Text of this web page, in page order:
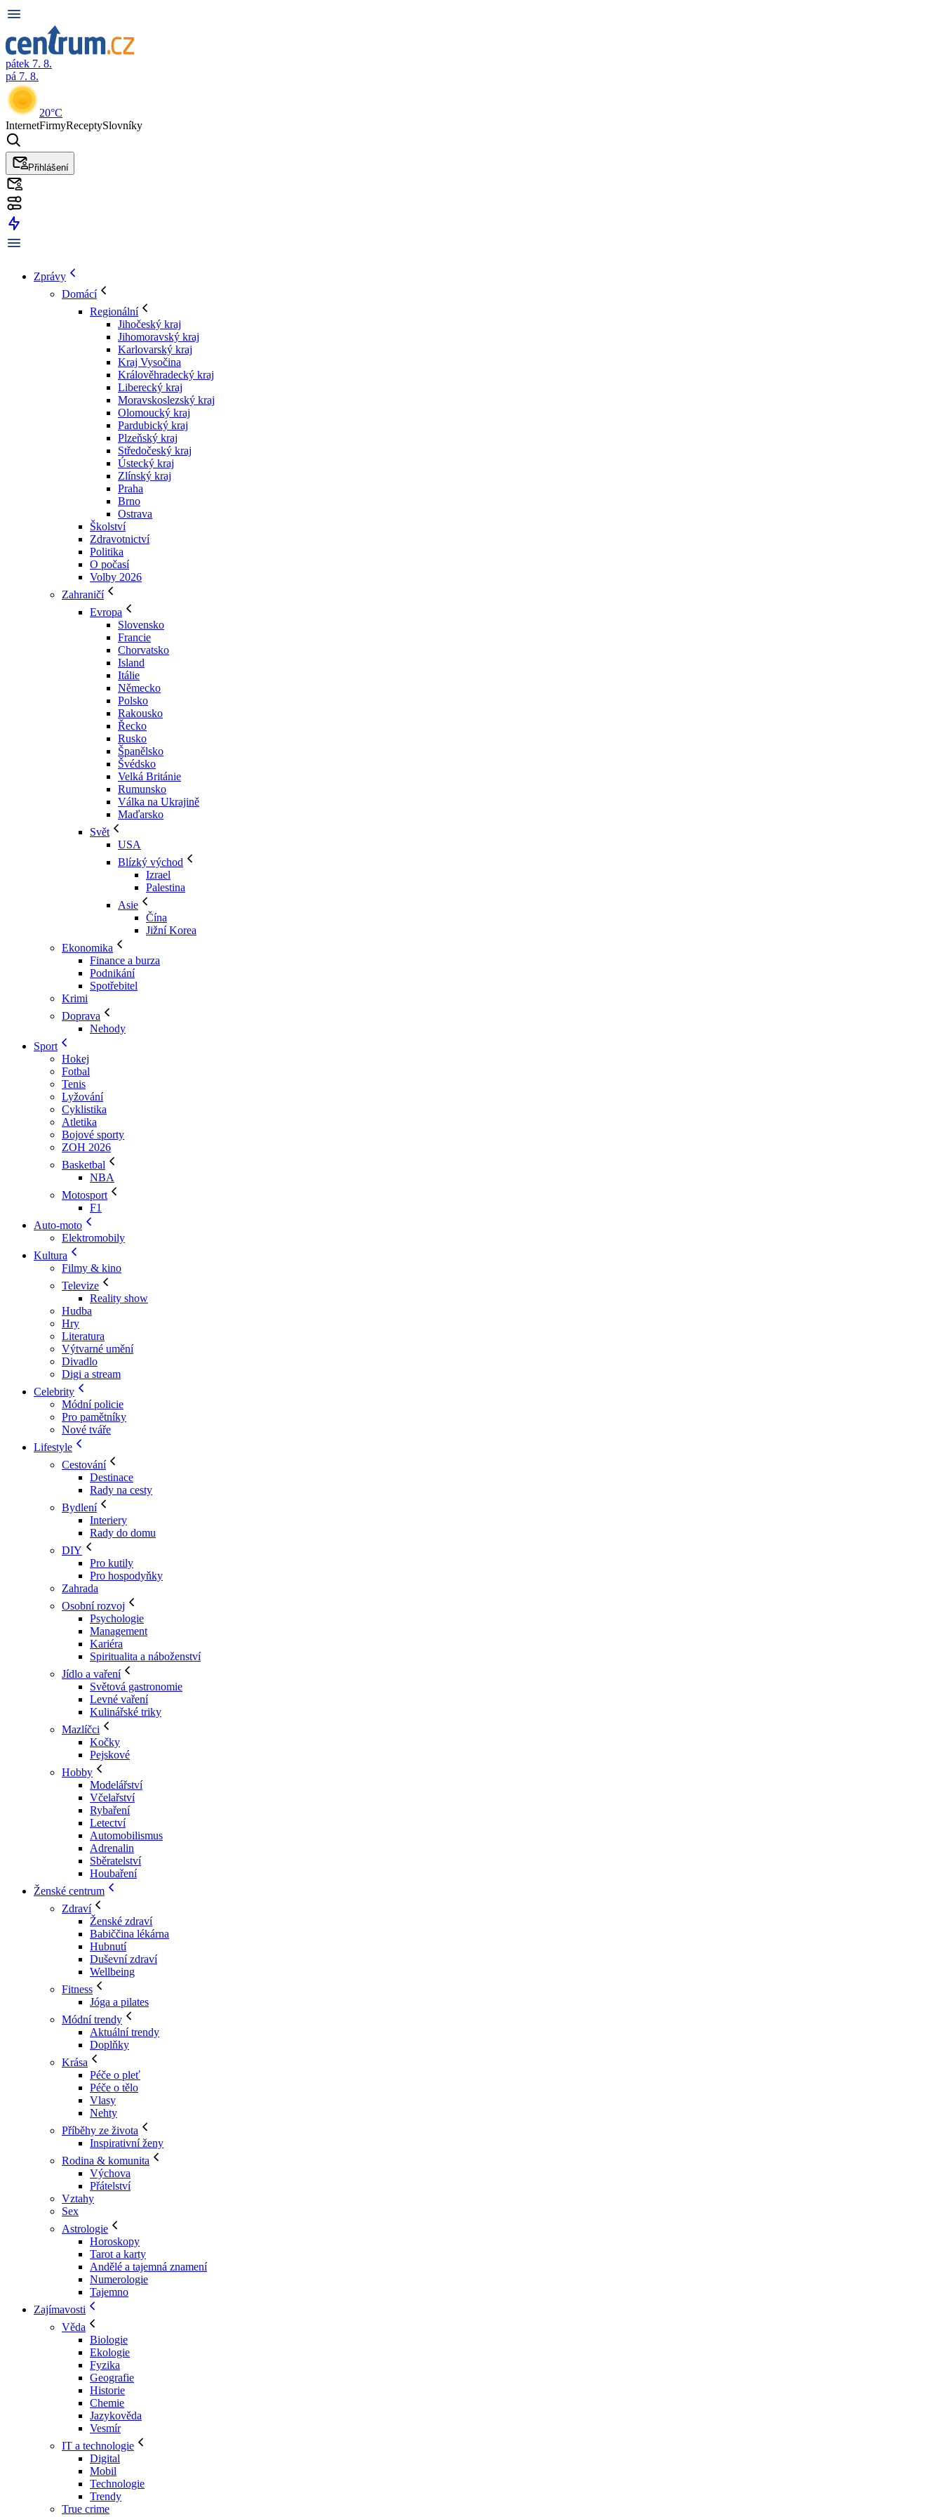
pátek 7. 8.
pá 7. 8.
20°C
InternetFirmyReceptySlovníky
Přihlášení
Zprávy
Domácí
Regionální
Jihočeský kraj
Jihomoravský kraj
Karlovarský kraj
Kraj Vysočina
Králověhradecký kraj
Liberecký kraj
Moravskoslezský kraj
Olomoucký kraj
Pardubický kraj
Plzeňský kraj
Středočeský kraj
Ústecký kraj
Zlínský kraj
Praha
Brno
Ostrava
Školství
Zdravotnictví
Politika
O počasí
Volby 2026
Zahraničí
Evropa
Slovensko
Francie
Chorvatsko
Island
Itálie
Německo
Polsko
Rakousko
Řecko
Rusko
Španělsko
Švédsko
Velká Británie
Rumunsko
Válka na Ukrajině
Maďarsko
Svět
USA
Blízký východ
Izrael
Palestina
Asie
Čína
Jižní Korea
Ekonomika
Finance a burza
Podnikání
Spotřebitel
Krimi
Doprava
Nehody
Sport
Hokej
Fotbal
Tenis
Lyžování
Cyklistika
Atletika
Bojové sporty
ZOH 2026
Basketbal
NBA
Motosport
F1
Auto-moto
Elektromobily
Kultura
Filmy & kino
Televize
Reality show
Hudba
Hry
Literatura
Výtvarné umění
Divadlo
Digi a stream
Celebrity
Módní policie
Pro pamětníky
Nové tváře
Lifestyle
Cestování
Destinace
Rady na cesty
Bydlení
Interiery
Rady do domu
DIY
Pro kutily
Pro hospodyňky
Zahrada
Osobní rozvoj
Psychologie
Management
Kariéra
Spiritualita a náboženství
Jídlo a vaření
Světová gastronomie
Levné vaření
Kulinářské triky
Mazlíčci
Kočky
Pejskové
Hobby
Modelářství
Včelařství
Rybaření
Letectví
Automobilismus
Adrenalin
Sběratelství
Houbaření
Ženské centrum
Zdraví
Ženské zdraví
Babiččina lékárna
Hubnutí
Duševní zdraví
Wellbeing
Fitness
Jóga a pilates
Módní trendy
Aktuální trendy
Doplňky
Krása
Péče o pleť
Péče o tělo
Vlasy
Nehty
Příběhy ze života
Inspirativní ženy
Rodina & komunita
Výchova
Přátelství
Vztahy
Sex
Astrologie
Horoskopy
Tarot a karty
Andělé a tajemná znamení
Numerologie
Tajemno
Zajímavosti
Věda
Biologie
Ekologie
Fyzika
Geografie
Historie
Chemie
Jazykověda
Vesmír
IT a technologie
Digital
Mobil
Technologie
Trendy
True crime